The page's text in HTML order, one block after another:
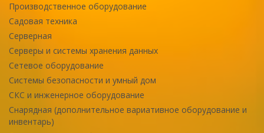
Производственное оборудование
Садовая техника
Серверная
Серверы и системы хранения данных
Сетевое оборудование
Системы безопасности и умный дом
СКС и инженерное оборудование
Снарядная (дополнительное вариативное оборудование и
инвентарь)